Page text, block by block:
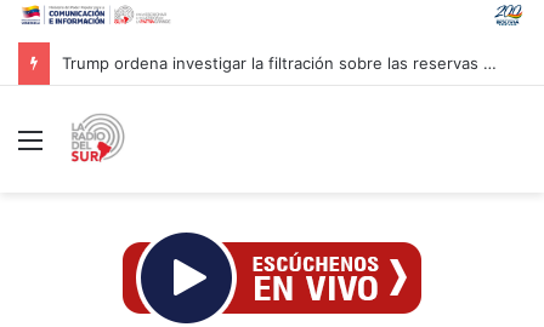
Trump ordena investigar la filtración sobre las reservas de municiones
Menú